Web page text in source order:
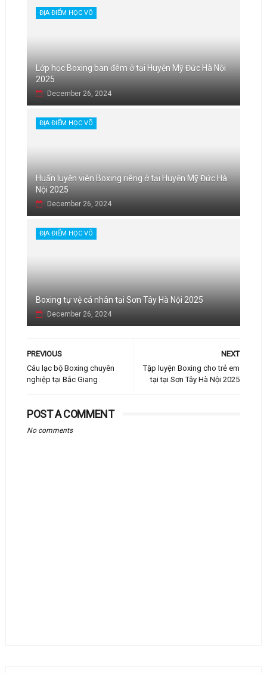
ĐỊA ĐIỂM HỌC VÕ
Lớp học Boxing ban đêm ở tại Huyện Mỹ Đức Hà Nội
2025
December 26, 2024
ĐỊA ĐIỂM HỌC VÕ
Huấn luyện viên Boxing riêng ở tại Huyện Mỹ Đức Hà
Nội 2025
December 26, 2024
ĐỊA ĐIỂM HỌC VÕ
Boxing tự vệ cá nhân tại Sơn Tây Hà Nội 2025
December 26, 2024
NEXT
Tập luyện Boxing cho trẻ em
tại tại Sơn Tây Hà Nội 2025
PREVIOUS
Câu lạc bộ Boxing chuyên
nghiệp tại Bắc Giang
POST A COMMENT
No comments